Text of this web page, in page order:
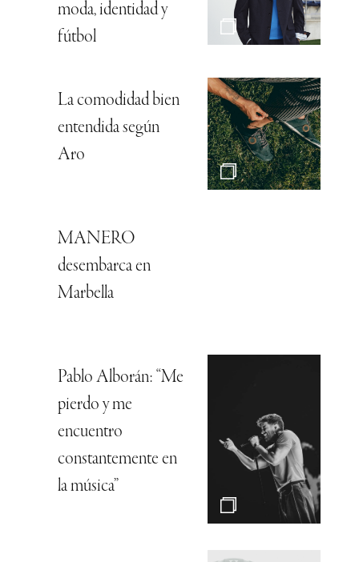
moda, identidad y
fútbol
La comodidad bien
entendida según
Aro
MANERO
desembarca en
Marbella
Pablo Alborán: “Me
pierdo y me
encuentro
constantemente en
la música”